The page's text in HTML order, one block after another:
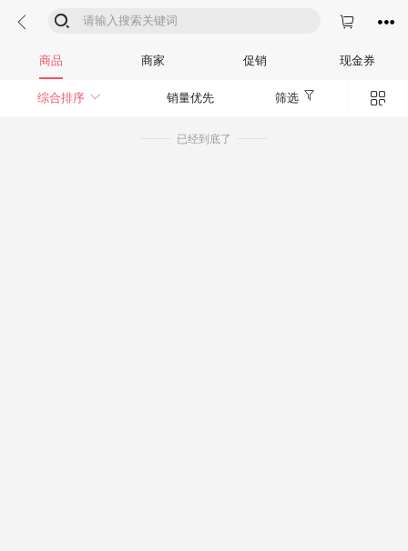
  

商品 商家 促销 现金券
综合排序  销量优先 筛选 
已经到底了